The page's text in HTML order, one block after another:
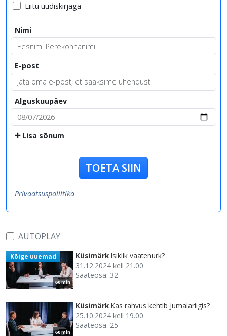
Liitu uudiskirjaga
Nimi
E-post
Alguskuupäev
Lisa sõnum
TOETA SIIN
Privaatsuspoliitika
AUTOPLAY
60 min
Kõige uuemad Küsimärk Isiklik vaatenurk?
31.12.2024 kell 21.00
Saateosa: 32
60 min
Küsimärk Kas rahvus kehtib Jumalariigis?
25.10.2024 kell 19.00
Saateosa: 25